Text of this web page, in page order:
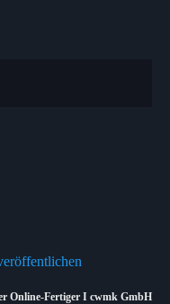
Online-Fertiger I cwmk GmbH